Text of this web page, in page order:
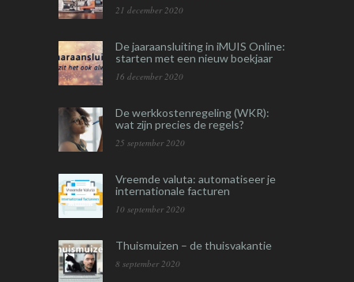
21 december 2020
De jaaraansluiting in iMUIS Online:
starten met een nieuw boekjaar
16 december 2020
De werkkostenregeling (WKR):
wat zijn precies de regels?
25 september 2020
Vreemde valuta: automatiseer je
internationale facturen
10 september 2020
Thuismuizen – de thuisvakantie
8 september 2020